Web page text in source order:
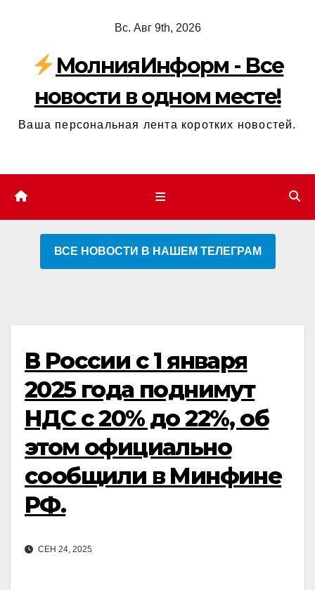
содержимому
Вс. Авг 9th, 2026
МолнияИнформ - Все
новости в одном месте!
Ваша персональная лента коротких новостей.
ВСЕ НОВОСТИ В НАШЕМ ТЕЛЕГРАМ
В России с 1 января
2025 года поднимут
НДС с 20% до 22%, об
этом официально
сообщили в Минфине
РФ.
СЕН 24, 2025